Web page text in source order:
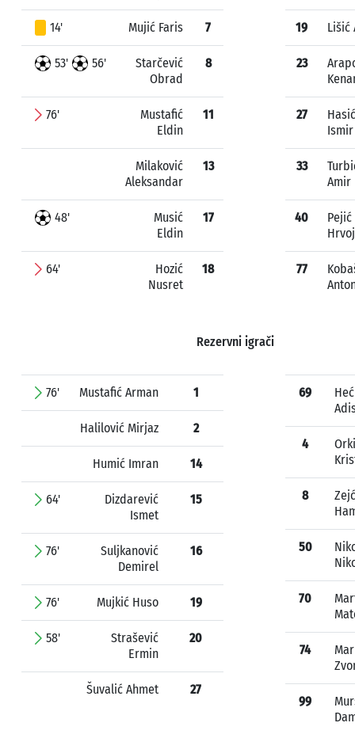
14' Mujić Faris 7
53' 56'
Starčević
Obrad
8
76'
Mustafić
Eldin
11
Milaković
Aleksandar
13
48'
Musić
Eldin
17
64'
Hozić
Nusret
18
19 Lišić
23
27
Hasić
Ismir
33
Amir
40
Pejić
77
Rezervni igrači
76' Mustafić Arman 1
Halilović Mirjaz 2
Humić Imran 14
64'
Dizdarević
Ismet
15
76'
Suljkanović
Demirel
16
76' Mujkić Huso 19
58'
Strašević
Ermin
20
Šuvalić Ahmet 27
69
4
8
50
70
74
99